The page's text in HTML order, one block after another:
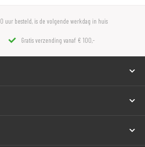
uur besteld, is de volgende werkdag in huis
Gratis verzending vanaf € 100,-